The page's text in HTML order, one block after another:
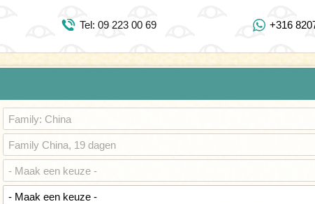
Tel: 09 223 00 69
https://www.youtube.com/user/
https://www.instagram.com/
Tel: 09 223 00 69 +316